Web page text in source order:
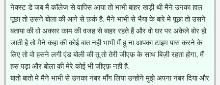
नेक्स्ट डे जब मैं कॉलेज से वापिस आया तो भाभी बाहर खड़ी थी मैने उनका हाल
पूछा तो उसने बोला की आगे से फ़र्क है, मैने भाभी से भैया के बारे मे पूछा तो उसने
बताया की वो अक्सर काम की वजह से बाहर रहते हैं और वो घर पर अकेले बोर हो
जाती है तो मैने कहा की कोई बात नही भाभी मैं हू ना आपका टाइम पास करने के
लिए तो वो हसने लगी एंड बोली की तू तो तेरी जीएफ़ के साथ बिज़ी रहता होगा, मैं
हस पड़ा और बोला की मेरे कोई भी जीएफ़ नही है.
बातो बातो मे मैने भाभी से उनका नंबर माँग लिया उन्होने मुझे अपना नंबर दिया और